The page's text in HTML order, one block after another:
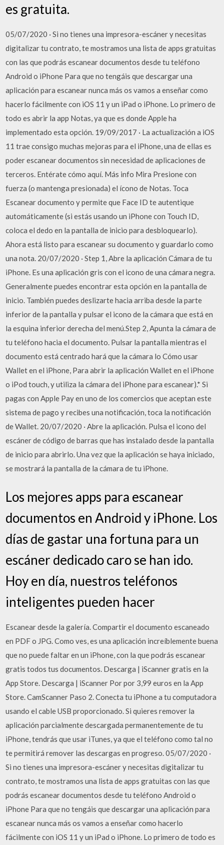
es gratuita.
05/07/2020 · Si no tienes una impresora-escáner y necesitas
digitalizar tu contrato, te mostramos una lista de apps gratuitas
con las que podrás escanear documentos desde tu teléfono
Android o iPhone Para que no tengáis que descargar una
aplicación para escanear nunca más os vamos a enseñar como
hacerlo fácilmente con iOS 11 y un iPad o iPhone. Lo primero de
todo es abrir la app Notas, ya que es donde Apple ha
implementado esta opción. 19/09/2017 · La actualización a iOS
11 trae consigo muchas mejoras para el iPhone, una de ellas es
poder escanear documentos sin necesidad de aplicaciones de
terceros. Entérate cómo aquí. Más info Mira Presione con
fuerza (o mantenga presionada) el ícono de Notas. Toca
Escanear documento y permite que Face ID te autentique
automáticamente (si estás usando un iPhone con Touch ID,
coloca el dedo en la pantalla de inicio para desbloquearlo).
Ahora está listo para escanear su documento y guardarlo como
una nota. 20/07/2020 · Step 1, Abre la aplicación Cámara de tu
iPhone. Es una aplicación gris con el icono de una cámara negra.
Generalmente puedes encontrar esta opción en la pantalla de
inicio. También puedes deslizarte hacia arriba desde la parte
inferior de la pantalla y pulsar el icono de la cámara que está en
la esquina inferior derecha del menú.Step 2, Apunta la cámara de
tu teléfono hacia el documento. Pulsar la pantalla mientras el
documento está centrado hará que la cámara lo Cómo usar
Wallet en el iPhone, Para abrir la aplicación Wallet en el iPhone
o iPod touch, y utiliza la cámara del iPhone para escanear).* Si
pagas con Apple Pay en uno de los comercios que aceptan este
sistema de pago y recibes una notificación, toca la notificación
de Wallet. 20/07/2020 · Abre la aplicación. Pulsa el icono del
escáner de código de barras que has instalado desde la pantalla
de inicio para abrirlo. Una vez que la aplicación se haya iniciado,
se mostrará la pantalla de la cámara de tu iPhone.
Los mejores apps para escanear
documentos en Android y iPhone. Los
días de gastar una fortuna para un
escáner dedicado caro se han ido.
Hoy en día, nuestros teléfonos
inteligentes pueden hacer
Escanear desde la galería. Compartir el documento escaneado
en PDF o JPG. Como ves, es una aplicación increíblemente buena
que no puede faltar en un iPhone, con la que podrás escanear
gratis todos tus documentos. Descarga | iScanner gratis en la
App Store. Descarga | iScanner Por por 3,99 euros en la App
Store. CamScanner Paso 2. Conecta tu iPhone a tu computadora
usando el cable USB proporcionado. Si quieres remover la
aplicación parcialmente descargada permanentemente de tu
iPhone, tendrás que usar iTunes, ya que el teléfono como tal no
te permitirá remover las descargas en progreso. 05/07/2020 ·
Si no tienes una impresora-escáner y necesitas digitalizar tu
contrato, te mostramos una lista de apps gratuitas con las que
podrás escanear documentos desde tu teléfono Android o
iPhone Para que no tengáis que descargar una aplicación para
escanear nunca más os vamos a enseñar como hacerlo
fácilmente con iOS 11 y un iPad o iPhone. Lo primero de todo es